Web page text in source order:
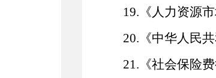
19.《人力资源
20.《中华人民
21.《社会保险